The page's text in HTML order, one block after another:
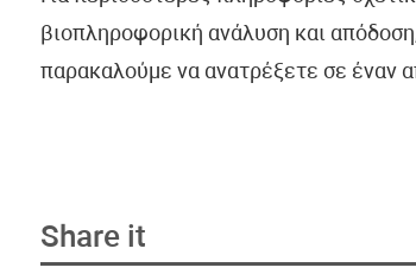
βιοπληροφορική ανάλυση και
παρακαλούμε να ανατρέξετε σε έναν
Share it